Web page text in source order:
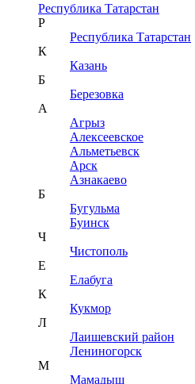
Республика Татарстан
Р
Республика Татарстан
К
Казань
Б
Березовка
А
Агрыз
Алексеевское
Альметьевск
Арск
Азнакаево
Б
Бугульма
Буинск
Ч
Чистополь
Е
Елабуга
К
Кукмор
Л
Лаишевский район
Лениногорск
М
Мамадыш